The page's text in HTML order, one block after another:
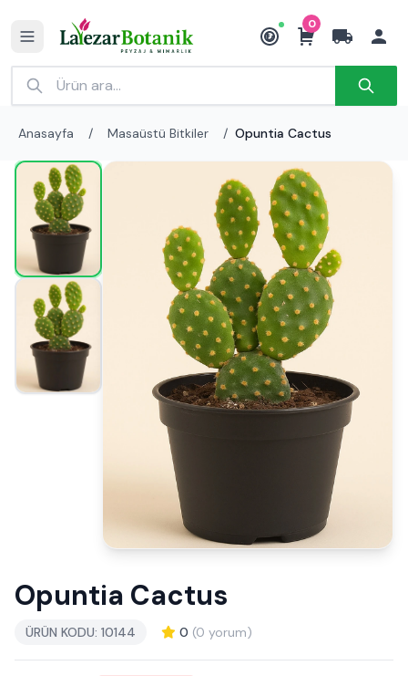
₺
0
Anasayfa / Masaüstü Bitkiler / Opuntia Cactus
Opuntia Cactus
ÜRÜN KODU: 10144 0 (0 yorum)